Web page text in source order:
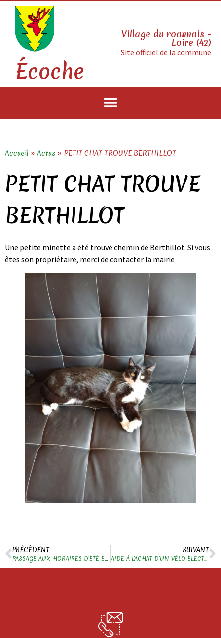
Écoche
Village du roannais -
Loire (42)
Site officiel de la commune
Accueil » Actus » PETIT CHAT TROUVE BERTHILLOT
PETIT CHAT TROUVE
BERTHILLOT
Une petite minette a été trouvé chemin de Berthillot. Si vous
êtes son propriétaire, merci de contacter la mairie
PRÉCÉDENT
PASSAGE AUX HORAIRES D’ÉTÉ EN DÉCHÈTERIES
SUIVANT
AIDE À L’ACHAT D’UN VÉLO ÉLECTRIQUE